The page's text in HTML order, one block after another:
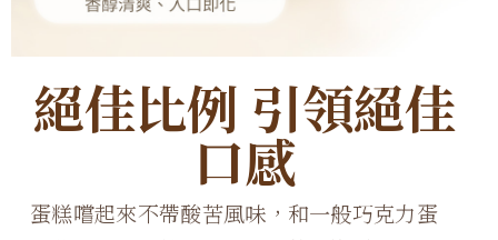
絕佳比例 引領絕佳
口感
蛋糕嚐起來不帶酸苦風味，和一般巧克力蛋